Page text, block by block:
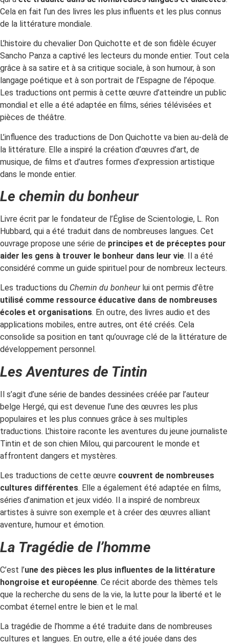
Cela en fait l’un des livres les plus influents et les plus connus
de la littérature mondiale.
L’histoire du chevalier Don Quichotte et de son fidèle écuyer
Sancho Panza a captivé les lecteurs du monde entier. Tout cela
grâce à sa satire et à sa critique sociale, à son humour, à son
langage poétique et à son portrait de l’Espagne de l’époque.
Les traductions ont permis à cette œuvre d’atteindre un public
mondial et elle a été adaptée en films, séries télévisées et
pièces de théâtre.
L’influence des traductions de Don Quichotte va bien au-delà de
la littérature. Elle a inspiré la création d’œuvres d’art, de
musique, de films et d’autres formes d’expression artistique
dans le monde entier.
Le chemin du bonheur
Livre écrit par le fondateur de l’Église de Scientologie, L. Ron
Hubbard, qui a été traduit dans de nombreuses langues. Cet
ouvrage propose une série de principes et de préceptes pour
aider les gens à trouver le bonheur dans leur vie. Il a été
considéré comme un guide spirituel pour de nombreux lecteurs.
Les traductions du Chemin du bonheurlui ont permis d’être
utilisé comme ressource éducative dans de nombreuses
écoles et organisations. En outre, des livres audio et des
applications mobiles, entre autres, ont été créés. Cela
consolide sa position en tant qu’ouvrage clé de la littérature de
développement personnel.
Les Aventures de Tintin
Il s’agit d’une série de bandes dessinées créée par l’auteur
belge Hergé, qui est devenue l’une des œuvres les plus
populaires et les plus connues grâce à ses multiples
traductions. L’histoire raconte les aventures du jeune journaliste
Tintin et de son chien Milou, qui parcourent le monde et
affrontent dangers et mystères.
Les traductions de cette œuvre couvrent de nombreuses
cultures différentes. Elle a également été adaptée en films,
séries d’animation et jeux vidéo. Il a inspiré de nombreux
artistes à suivre son exemple et à créer des œuvres alliant
aventure, humour et émotion.
La Tragédie de l’homme
C’est l’une des pièces les plus influentes de la littérature
hongroise et européenne. Ce récit aborde des thèmes tels
que la recherche du sens de la vie, la lutte pour la liberté et le
combat éternel entre le bien et le mal.
La tragédie de l’homme a été traduite dans de nombreuses
cultures et langues. En outre, elle a été jouée dans des